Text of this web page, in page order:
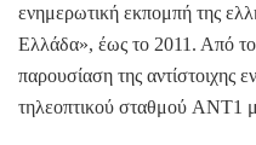
ενημερωτική εκπομπή της
Ελλάδα», έως το 2011. Από
παρουσίαση της αντίστοιχης
τηλεοπτικού σταθμού ANT1